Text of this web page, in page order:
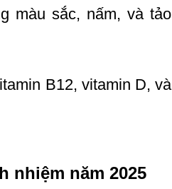
màu sắc, nấm, và tảo
B12, vitamin D, và
nhiệm năm 2025